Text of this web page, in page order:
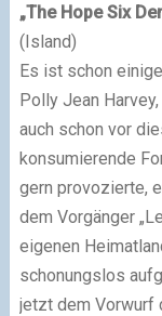
„The Hope Six
(Island)
Es ist schon
Polly Jean
auch schon vor
konsumierende
gern provozierte,
dem Vorgänger
eigenen
schonungslos
jetzt dem Vorwurf